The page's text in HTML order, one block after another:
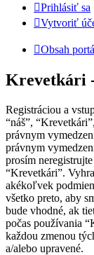
Prihlásiť sa
Vytvoriť
Obsah
Krevetkári
Registráciou a
“náš”,
právnym
právnym
prosím
“Krevetkári”.
akékoľvek
všetko preto, aby
bude vhodné, ak
počas používania
každou zmenou
a/alebo upravené.